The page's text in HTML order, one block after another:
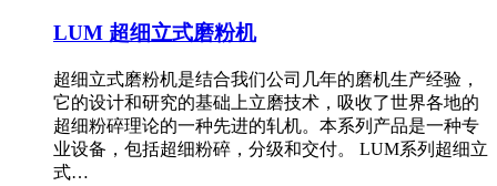
LUM 超细立式磨粉机
超细立式磨粉机是结合我们公司几年的磨机生产经验，
它的设计和研究的基础上立磨技术，吸收了世界各地的
超细粉碎理论的一种先进的轧机。本系列产品是一种专
业设备，包括超细粉碎，分级和交付。 LUM系列超细立
式…